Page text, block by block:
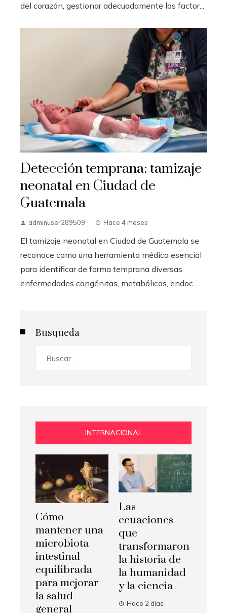
del corazón, gestionar adecuadamente los factor...
Detección temprana: tamizaje
neonatal en Ciudad de
Guatemala
adminuser289509 Hace 4 meses
El tamizaje neonatal en Ciudad de Guatemala se
reconoce como una herramienta médica esencial
para identificar de forma temprana diversas
enfermedades congénitas, metabólicas, endoc...
Busqueda
INTERNACIONAL
Cómo
mantener una
microbiota
intestinal
equilibrada
para mejorar
la salud
general
Las
ecuaciones
que
transformaron
la historia de
la humanidad
y la ciencia
Hace 2 días